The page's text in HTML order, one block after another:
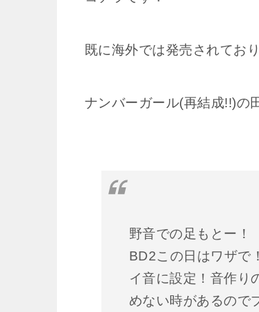
既に海外では発売されており
ナンバーガール(再結成!!)の
野音での足もとー！
BD2この日はワザで
イ音に設定！音作り
めない時があるので